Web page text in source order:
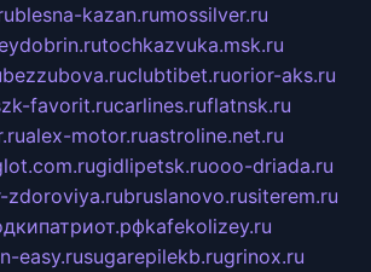
blesna-kazan.rumossilver.ru
tochkazvuka.msk.ru
bezzubova.ruclubtibet.ruorior-aks.ru
favorit.rucarlines.ruflatnsk.ru
alex-motor.ruastroline.net.ru
gidlipetsk.ruooo-driada.ru
zdoroviya.rubruslanovo.rusiterem.ru
kafekolizey.ru
easy.rusugarepilekb.rugrinox.ru